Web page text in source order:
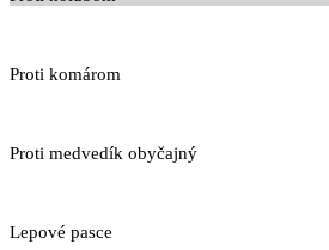
Proti komárom
Proti medvedík obyčajný
Lepové pasce